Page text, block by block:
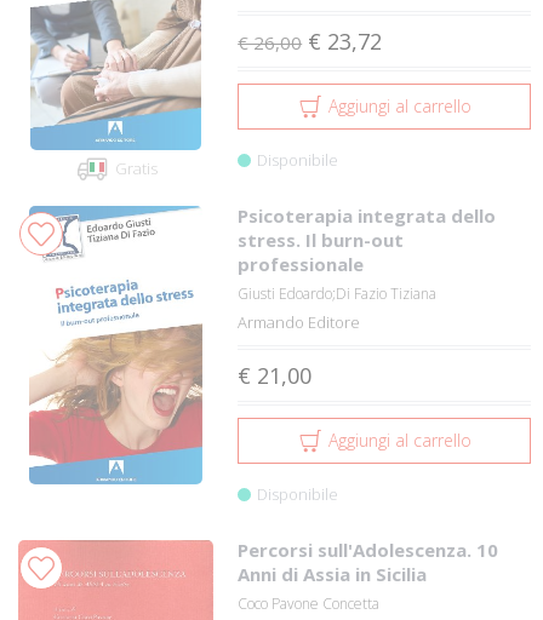
Gratis
€ 26,00 € 23,72
Aggiungi al carrello
Disponibile
Psicoterapia integrata dello
stress. Il burn-out
professionale
Giusti Edoardo;Di Fazio Tiziana
Armando Editore
€ 21,00
Aggiungi al carrello
Disponibile
Percorsi sull'Adolescenza. 10
Anni di Assia in Sicilia
Coco Pavone Concetta